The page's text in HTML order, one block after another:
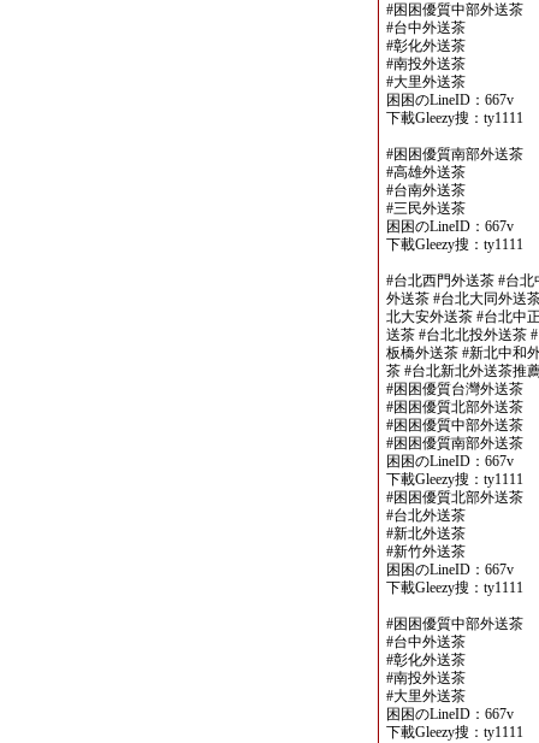
#困困優質中部外送茶
#台中外送茶
#彰化外送茶
#南投外送茶
#大里外送茶
困困のLineID：667v
下載Gleezy搜：ty1111
#困困優質南部外送茶
#高雄外送茶
#台南外送茶
#三民外送茶
困困のLineID：667v
下載Gleezy搜：ty1111
#台北西門外送茶 #台
外送茶 #台北大同外送
北大安外送茶 #台北中
送茶 #台北北投外送茶
板橋外送茶 #新北中和
茶 #台北新北外送茶推
#困困優質台灣外送茶
#困困優質北部外送茶
#困困優質中部外送茶
#困困優質南部外送茶
困困のLineID：667v
下載Gleezy搜：ty1111
#困困優質北部外送茶
#台北外送茶
#新北外送茶
#新竹外送茶
困困のLineID：667v
下載Gleezy搜：ty1111
#困困優質中部外送茶
#台中外送茶
#彰化外送茶
#南投外送茶
#大里外送茶
困困のLineID：667v
下載Gleezy搜：ty1111